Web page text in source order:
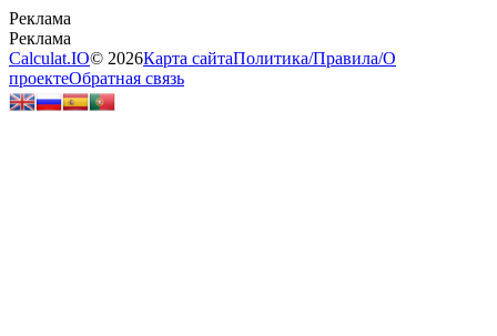
Calculat.IO© 2026Карта сайтаПолитика/Правила/О
проектеОбратная связь